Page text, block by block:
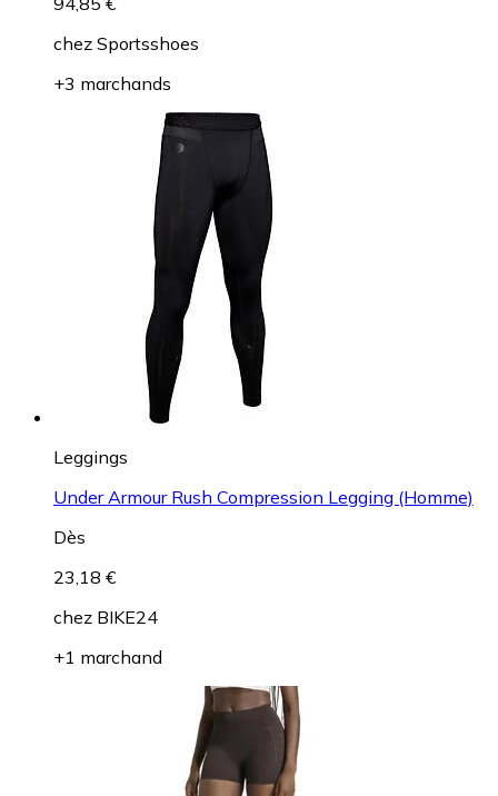
chez Sportsshoes
+3 marchands
Leggings
Under Armour Rush Compression Legging (Homme)
Dès
23,18 €
chez BIKE24
+1 marchand